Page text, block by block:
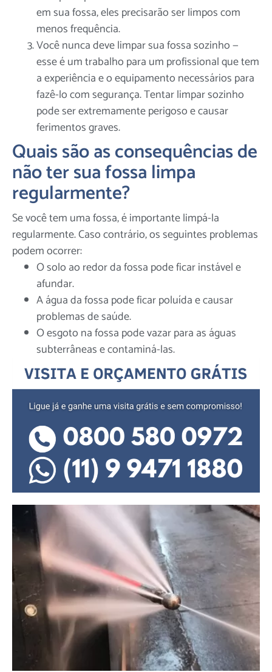
em sua fossa, eles precisarão ser limpos com
menos frequência.
Você nunca deve limpar sua fossa sozinho —
esse é um trabalho para um profissionalque tem
a experiência e o equipamento necessários para
fazê-lo com segurança. Tentar limpar sozinho
pode ser extremamente perigoso e causar
ferimentos graves.
Quais são as consequências de
não ter sua fossa limpa
regularmente?
Se você tem uma fossa, é importante limpá-la
regularmente. Caso contrário, os seguintes problemas
podem ocorrer:
O solo ao redor da fossa pode ficar instável e
afundar.
A água da fossa pode ficar poluída e causar
problemas de saúde.
O esgoto na fossa pode vazar para as águas
subterrâneas e contaminá-las.